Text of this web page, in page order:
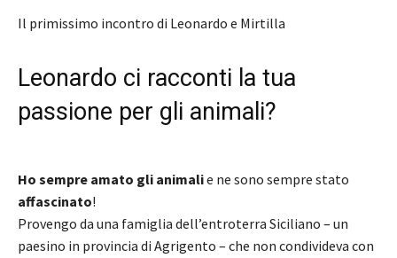
Il primissimo incontro di Leonardo e Mirtilla
Leonardo ci racconti la tua
passione per gli animali?
Ho sempre amato gli animalie ne sono sempre stato
affascinato!
Provengo da una famiglia dell’entroterra Siciliano – un
paesino in provincia di Agrigento – che non condivideva con